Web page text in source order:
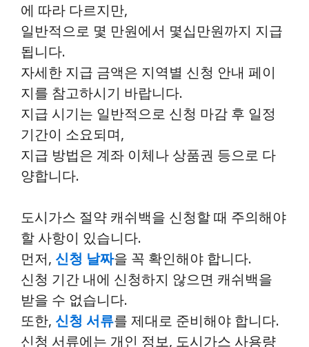
에 따라 다르지만,
일반적으로 몇 만원에서 몇십만원까지 지급
됩니다.
자세한 지급 금액은 지역별 신청 안내 페이
지를 참고하시기 바랍니다.
지급 시기는 일반적으로 신청 마감 후 일정
기간이 소요되며,
지급 방법은 계좌 이체나 상품권 등으로 다
양합니다.
도시가스 절약 캐쉬백을 신청할 때 주의해야
할 사항이 있습니다.
먼저, 신청 날짜을 꼭 확인해야 합니다.
신청 기간 내에 신청하지 않으면 캐쉬백을
받을 수 없습니다.
또한, 신청 서류를 제대로 준비해야 합니다.
신청 서류에는 개인 정보, 도시가스 사용량